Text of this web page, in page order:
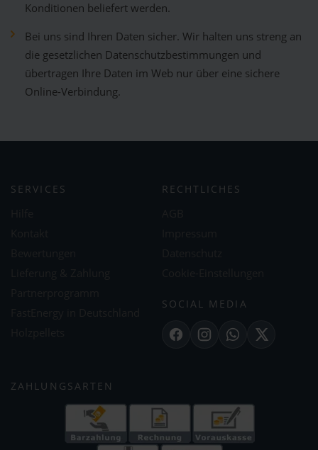
Konditionen beliefert werden.
Bei uns sind Ihren Daten sicher. Wir halten uns streng an
die gesetzlichen Datenschutzbestimmungen und
übertragen Ihre Daten im Web nur über eine sichere
Online-Verbindung.
SERVICES RECHTLICHES
SOCIAL MEDIA
FacebookInstagramWhatsApp
X
ZAHLUNGSARTEN